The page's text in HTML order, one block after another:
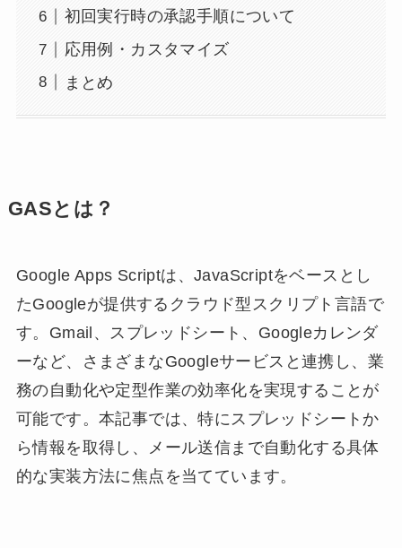
初回実行時の承認手順について
応用例・カスタマイズ
まとめ
GASとは？
Google Apps Scriptは、JavaScriptをベースとし
たGoogleが提供するクラウド型スクリプト言語で
す。Gmail、スプレッドシート、Googleカレンダ
ーなど、さまざまなGoogleサービスと連携し、業
務の自動化や定型作業の効率化を実現することが
可能です。本記事では、特にスプレッドシートか
ら情報を取得し、メール送信まで自動化する具体
的な実装方法に焦点を当てています。